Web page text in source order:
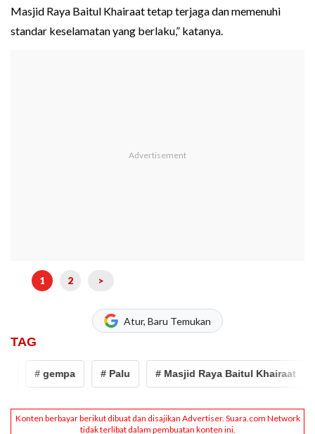
Masjid Raya Baitul Khairaat tetap terjaga dan memenuhi
standar keselamatan yang berlaku,” katanya.
1 2 >
Atur, Baru Temukan
TAG
# gempa # Palu # Masjid Raya Baitul Khairaat